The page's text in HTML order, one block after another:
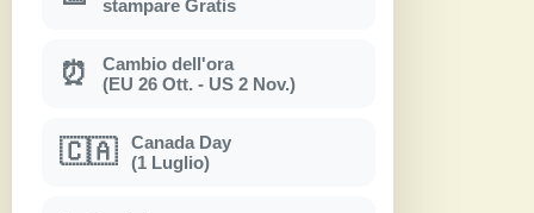
stampare Gratis
⏰
Cambio dell'ora
(EU 26 Ott. - US 2 Nov.)
🇨🇦
Canada Day
(1 Luglio)